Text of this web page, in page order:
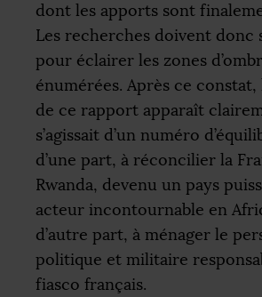
dont les apports sont
Les recherches doivent donc
pour éclairer les zones
énumérées. Après ce constat,
de ce rapport apparaît
s’agissait d’un numéro
d’une part, à réconcilier la
Rwanda, devenu un pays
acteur incontournable en
d’autre part, à ménager le
politique et militaire
fiasco français.